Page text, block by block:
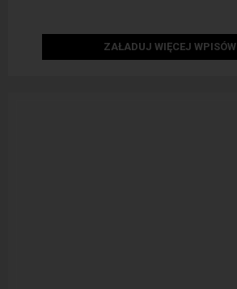
ZAŁADUJ WIĘCEJ WPISÓW